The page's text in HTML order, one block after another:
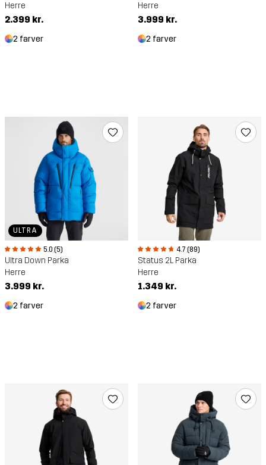
Herre
2.399 kr.
2 farver
Herre
3.999 kr.
2 farver
ULTRA
5.0 (5)
Ultra Down Parka
Herre
3.999 kr.
2 farver
4.7 (89)
Status 2L Parka
Herre
1.349 kr.
2 farver